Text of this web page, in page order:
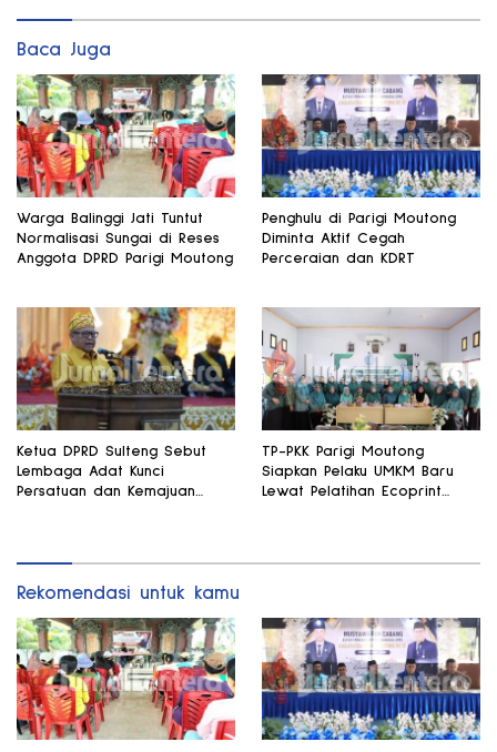
Baca Juga
Warga Balinggi Jati Tuntut
Normalisasi Sungai di Reses
Anggota DPRD Parigi Moutong
Penghulu di Parigi Moutong
Diminta Aktif Cegah
Perceraian dan KDRT
Ketua DPRD Sulteng Sebut
Lembaga Adat Kunci
Persatuan dan Kemajuan
TP-PKK Parigi Moutong
Siapkan Pelaku UMKM Baru
Lewat Pelatihan Ecoprint
Rekomendasi untuk kamu